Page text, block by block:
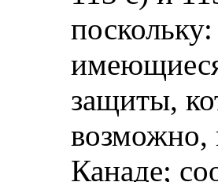
защиты,
возможно,
Канаде;